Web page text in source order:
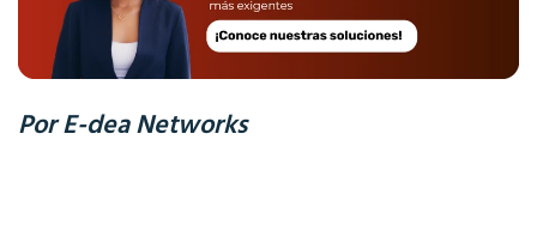
Por E-dea Networks